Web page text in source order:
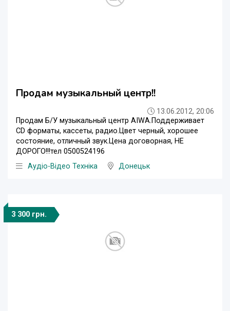
Продам музыкальный центр!!
13.06.2012, 20:06
Продам Б/У музыкальный центр AIWA.Поддерживает
СD форматы, кассеты, радио.Цвет черный, хорошее
состояние, отличный звук.Цена договорная, НЕ
ДОРОГО!!!тел 0500524196
Аудіо-Відео Техніка
Донецьк
3 300 грн.